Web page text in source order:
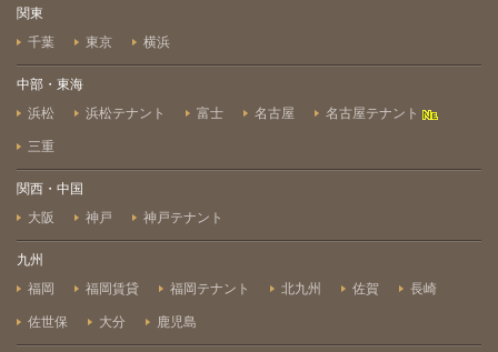
関東
千葉
東京 横浜
中部・東海
浜松
浜松テナント 富士 名古屋 名古屋テナント
三重
関西・中国
大阪
神戸 神戸テナント
九州
福岡
福岡賃貸 福岡テナント 北九州 佐賀 長崎
佐世保 大分 鹿児島